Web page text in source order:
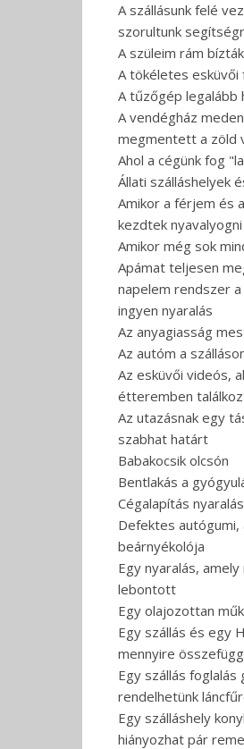
A szállásunk felé
szorultunk
A szüleim rám
A tökéletes esküvői
A tűzőgép legalább
A vendégház
megmentett a zöld
Ahol a cégünk fog
Állati szálláshelyek
Amikor a férjem és
kezdtek nyavalyogni
Amikor még sok
Apámat teljesen
napelem rendszer
ingyen nyaralás
Az anyagiasság
Az autóm a
Az esküvői videós,
étteremben
Az utazásnak egy
szabhat határt
Babakocsik olcsón
Bentlakás a
Cégalapítás
Defektes autógumi,
beárnyékolója
Egy nyaralás,
lebontott
Egy olajozottan
Egy szállás és egy
mennyire
Egy szállás foglalás
rendelhetünk
Egy szálláshely
hiányozhat pár